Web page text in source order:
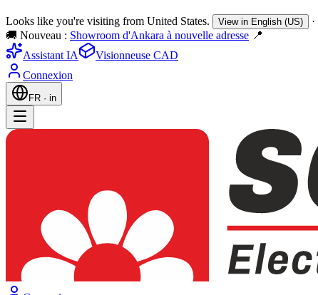
Looks like you're visiting from United States. View in English (US) ·
🚚 Nouveau : Showroom d'Ankara à nouvelle adresse 📍
Assistant IA
Visionneuse CAD
Connexion
FR · in